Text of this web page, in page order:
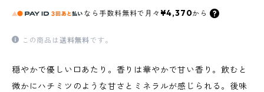
なら 手数料無料で 月々 ¥4,370から
この商品は送料無料です。
穏やかで優しい口あたり。香りは華やかで甘い香り。飲むと
微かにハチミツのような甘さとミネラルが感じられる。後味